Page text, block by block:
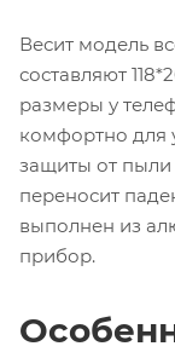
Весит модель
составляют
размеры у
комфортно для
защиты от пыли
переносит
выполнен из
прибор.